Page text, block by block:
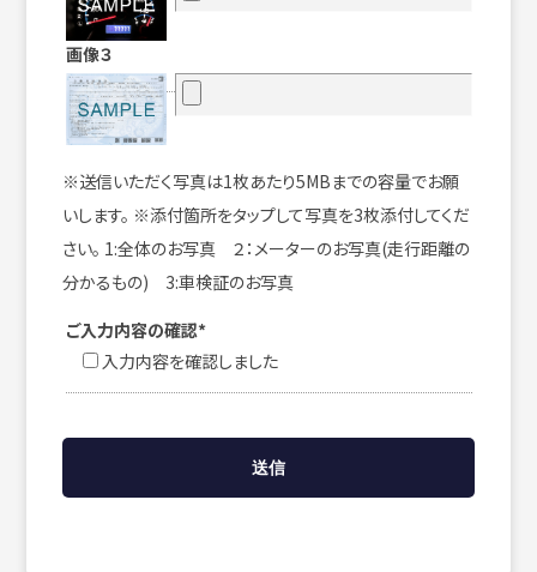
画像３
※送信いただく写真は1枚あたり5MBまでの容量でお願
いします。 ※添付箇所をタップして写真を3枚添付してくだ
さい。 1:全体のお写真 ２：メーターのお写真(走行距離の
分かるもの) 3:車検証のお写真
ご入力内容の確認*
入力内容を確認しました